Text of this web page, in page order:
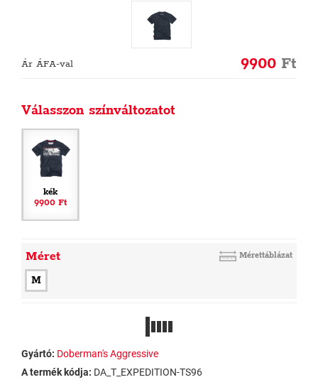
Ár ÁFA-val 9900 Ft
Válasszon színváltozatot
kék
9900 Ft
Méret Mérettáblázat
M
Gyártó: Doberman's Aggressive
A termék kódja: DA_T_EXPEDITION-TS96